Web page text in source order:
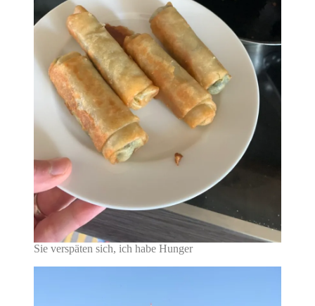
Sie verspäten sich, ich habe Hunger